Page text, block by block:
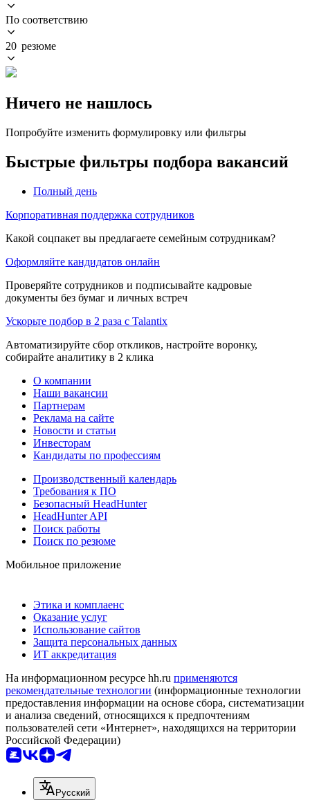
По соответствию
20 резюме
Ничего не нашлось
Попробуйте изменить формулировку или фильтры
Быстрые фильтры подбора вакансий
Полный день
Корпоративная поддержка сотрудников
Какой соцпакет вы предлагаете семейным сотрудникам?
Оформляйте кандидатов онлайн
Проверяйте сотрудников и подписывайте кадровые
документы без бумаг и личных встреч
Ускорьте подбор в 2 раза с Talantix
Автоматизируйте сбор откликов, настройте воронку,
собирайте аналитику в 2 клика
О компании
Наши вакансии
Партнерам
Реклама на сайте
Новости и статьи
Инвесторам
Кандидаты по профессиям
Производственный календарь
Требования к ПО
Безопасный HeadHunter
HeadHunter API
Поиск работы
Поиск по резюме
Мобильное приложение
Этика и комплаенс
Оказание услуг
Использование сайтов
Защита персональных данных
ИТ аккредитация
На информационном ресурсе hh.ru применяются
рекомендательные технологии (информационные технологии
предоставления информации на основе сбора, систематизации
и анализа сведений, относящихся к предпочтениям
пользователей сети «Интернет», находящихся на территории
Российской Федерации)
Русский